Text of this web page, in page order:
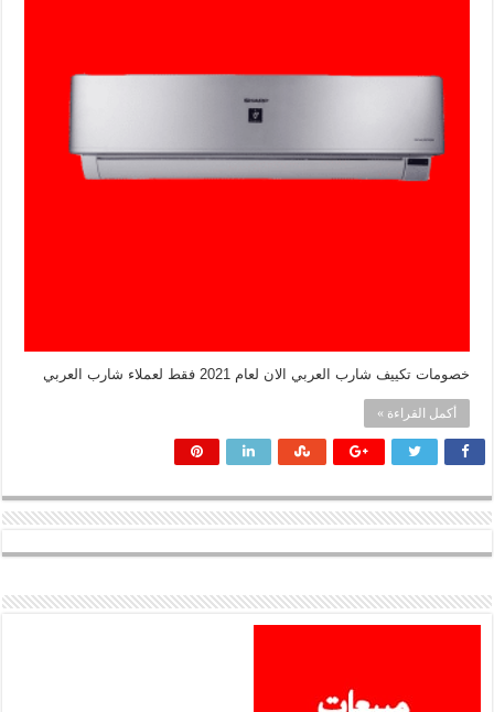
خصومات تكييف شارب العربي الان لعام 2021 فقط لعملاء شارب العربي
أكمل القراءة »